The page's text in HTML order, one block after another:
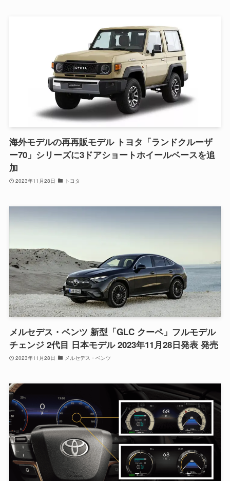
海外モデルの再再販モデル トヨタ「ランドクルーザ
ー70」シリーズに3ドアショートホイールベースを追
加
2023年11月28日 トヨタ
メルセデス・ベンツ 新型「GLC クーペ」フルモデル
チェンジ 2代目 日本モデル 2023年11月28日発表 発売
2023年11月28日 メルセデス・ベンツ